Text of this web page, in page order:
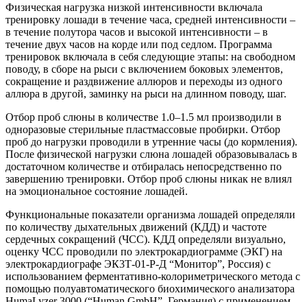
Физическая нагрузка низкой интенсивности включала
тренировку лошади в течение часа, средней интенсивности –
в течение полутора часов и высокой интенсивности – в
течение двух часов на корде или под седлом. Программа
тренировок включала в себя следующие этапы: на свободном
поводу, в сборе на рыси с включением боковых элементов,
сокращение и раздвижение аллюров и переходы из одного
аллюра в другой, заминку на рыси на длинном поводу, шаг.
Отбор проб слюны в количестве 1.0–1.5 мл производили в
одноразовые стерильные пластмассовые пробирки. Отбор
проб до нагрузки проводили в утренние часы (до кормления).
После физической нагрузки слюна лошадей образовывалась в
достаточном количестве и отбиралась непосредственно по
завершению тренировки. Отбор проб слюны никак не влиял
на эмоциональное состояние лошадей.
Функциональные показатели организма лошадей определяли
по количеству дыхательных движений (КДД) и частоте
сердечных сокращений (ЧСС). КДД определяли визуально,
оценку ЧСС проводили по электрокардиограмме (ЭКГ) на
электрокардиографе ЭК3Т-01-Р-Д “Монитор”, Россия) с
использованием ферментативно-колориметрического метода с
помощью полуавтоматического биохимического анализатора